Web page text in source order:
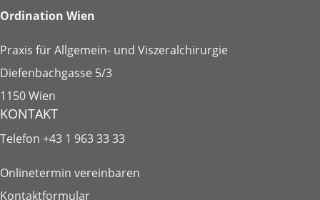
Ordination Wien
Praxis für Allgemein- und Viszeralchirurgie
Diefenbachgasse 5/3
1150 Wien
KONTAKT
Telefon +43 1 963 33 33
Onlinetermin vereinbaren
Kontaktformular